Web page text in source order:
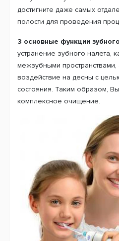
достигните даже самых
полости для проведения
3 основные функции
устранение зубного налета,
межзубными пространствами,
воздействие на десны с
состояния. Таким образом,
комплексное очищение.